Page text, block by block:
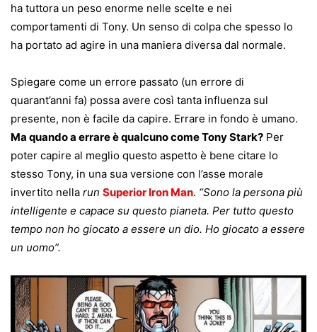
ha tuttora un peso enorme nelle scelte e nei
comportamenti di Tony. Un senso di colpa che spesso lo
ha portato ad agire in una maniera diversa dal normale.
Spiegare come un errore passato (un errore di
quarant’anni fa) possa avere così tanta influenza sul
presente, non è facile da capire. Errare in fondo è umano.
Ma quando a errare è qualcuno come Tony Stark? Per
poter capire al meglio questo aspetto è bene citare lo
stesso Tony, in una sua versione con l’asse morale
invertito nella run Superior Iron Man. “Sono la persona più
intelligente e capace su questo pianeta. Per tutto questo
tempo non ho giocato a essere un dio. Ho giocato a essere
un uomo”.